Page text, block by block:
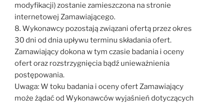
modyfikacji) zostanie zamieszczona na stronie
internetowej Zamawiającego.
8. Wykonawcy pozostają związani ofertą przez okres
30 dni od dnia upływu terminu składania ofert.
Zamawiający dokona w tym czasie badania i oceny
ofert oraz rozstrzygnięcia bądź unieważnienia
postępowania.
Uwaga: W toku badania i oceny ofert Zamawiający
może żądać od Wykonawców wyjaśnień dotyczących